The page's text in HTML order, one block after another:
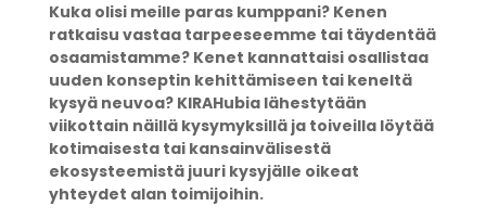
Kuka olisi meille paras kumppani? Kenen
ratkaisu vastaa tarpeeseemme tai täydentää
osaamistamme? Kenet kannattaisi osallistaa
uuden konseptin kehittämiseen tai keneltä
kysyä neuvoa? KIRAHubia lähestytään
viikottain näillä kysymyksillä ja toiveilla löytää
kotimaisesta tai kansainvälisestä
ekosysteemistä juuri kysyjälle oikeat
yhteydet alan toimijoihin.